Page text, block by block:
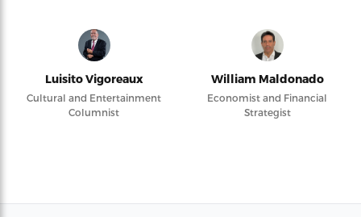
Luisito Vigoreaux
Cultural and Entertainment
Columnist
William Maldonado
Economist and Financial
Strategist